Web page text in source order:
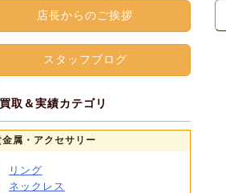
店長からのご挨拶
スタッフブログ
買取＆実績カテゴリ
金属・アクセサリー
リング
ネックレス